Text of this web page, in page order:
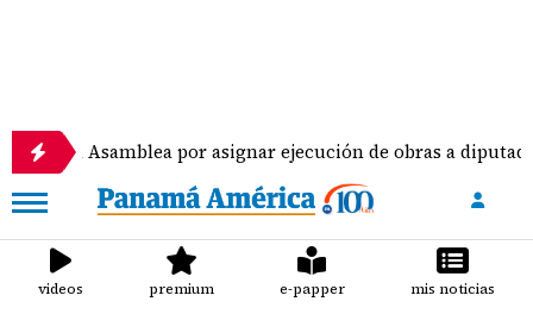
por asignar ejecución de obras a diputados
videos premium e-papper mis noticias